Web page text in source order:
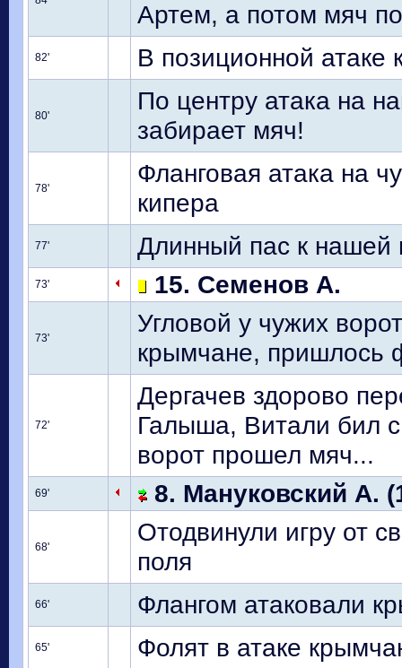
Артем, а потом мяч
82' В позиционной атаке
80'
По центру атака на
забирает мяч!
78'
Фланговая атака на
кипера
77' Длинный пас к нашей
73' 15. Семенов А.
73'
Угловой у чужих
крымчане, пришлось
72'
Дергачев здорово
Галыша, Витали бил с
ворот прошел мяч...
69' 8. Мануковский А.
68'
Отодвинули игру от
поля
66' Флангом атаковали
65' Фолят в атаке